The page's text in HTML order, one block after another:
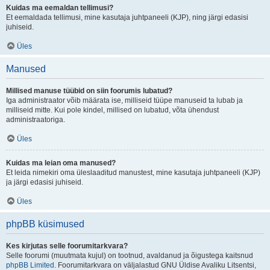
Kuidas ma eemaldan tellimusi?
Et eemaldada tellimusi, mine kasutaja juhtpaneeli (KJP), ning järgi edasisi
juhiseid.
Üles
Manused
Millised manuse tüübid on siin foorumis lubatud?
Iga administraator võib määrata ise, milliseid tüüpe manuseid ta lubab ja
milliseid mitte. Kui pole kindel, millised on lubatud, võta ühendust
administraatoriga.
Üles
Kuidas ma leian oma manused?
Et leida nimekiri oma üleslaaditud manustest, mine kasutaja juhtpaneeli (KJP)
ja järgi edasisi juhiseid.
Üles
phpBB küsimused
Kes kirjutas selle foorumitarkvara?
Selle foorumi (muutmata kujul) on tootnud, avaldanud ja õigustega kaitsnud
phpBB Limited . Foorumitarkvara on väljalastud GNU Üldise Avaliku Litsentsi,